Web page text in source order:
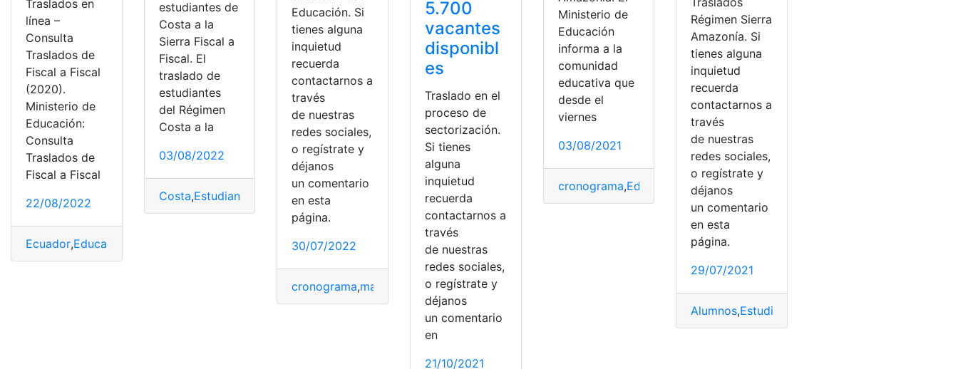
Traslados en
línea –
Consulta
Traslados de
Fiscal a Fiscal
(2020).
Ministerio de
Educación:
Consulta
Traslados de
Fiscal a Fiscal
22/08/2022
Ecuador,Educación Ministerio de Educación traslado
estudiantes de
Costa a la
Sierra Fiscal a
Fiscal. El
traslado de
estudiantes
del Régimen
Costa a la
03/08/2022
Costa,Estudiantes régimen, Sierra
Educación. Si
tienes alguna
inquietud
recuerda
contactarnos a
través
de nuestras
redes sociales,
o regístrate y
déjanos
un comentario
en esta
página.
30/07/2022
cronograma,matricula Ministerio de Educación
5.700
vacantes
disponibl
es
Traslado en el
proceso de
sectorización.
Si tienes
alguna
inquietud
recuerda
contactarnos a
través
de nuestras
redes sociales,
o regístrate y
déjanos
un comentario
en
21/10/2021
Ministerio de
Educación
informa a la
comunidad
educativa que
desde el
viernes
03/08/2021
cronograma,Educación Fiscal,Ministerio de Educación
Régimen Sierra
Amazonía. Si
tienes alguna
inquietud
recuerda
contactarnos a
través
de nuestras
redes sociales,
o regístrate y
déjanos
un comentario
en esta
página.
29/07/2021
Alumnos,Estudiantes